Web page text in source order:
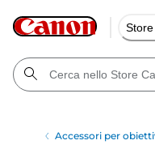
Store
Accessori per